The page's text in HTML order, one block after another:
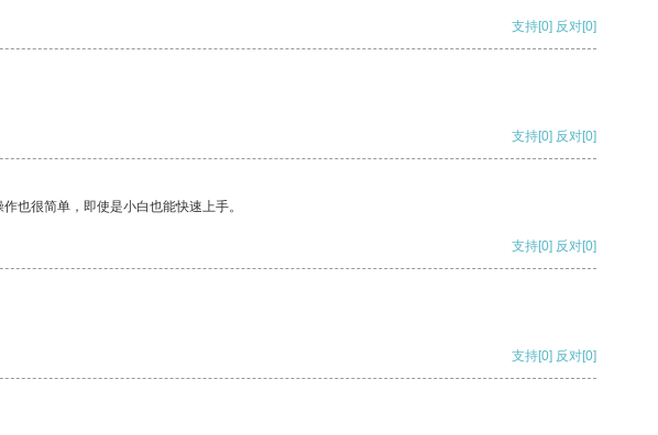
支持[0] 反对[0]
支持[0] 反对[0]
也很简单，即使是小白也能快速上手。
支持[0] 反对[0]
支持[0] 反对[0]